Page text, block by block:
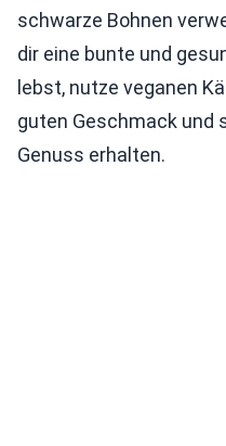
schwarze Bohnen
dir eine bunte und
lebst, nutze veganen
guten Geschmack und
Genuss erhalten.